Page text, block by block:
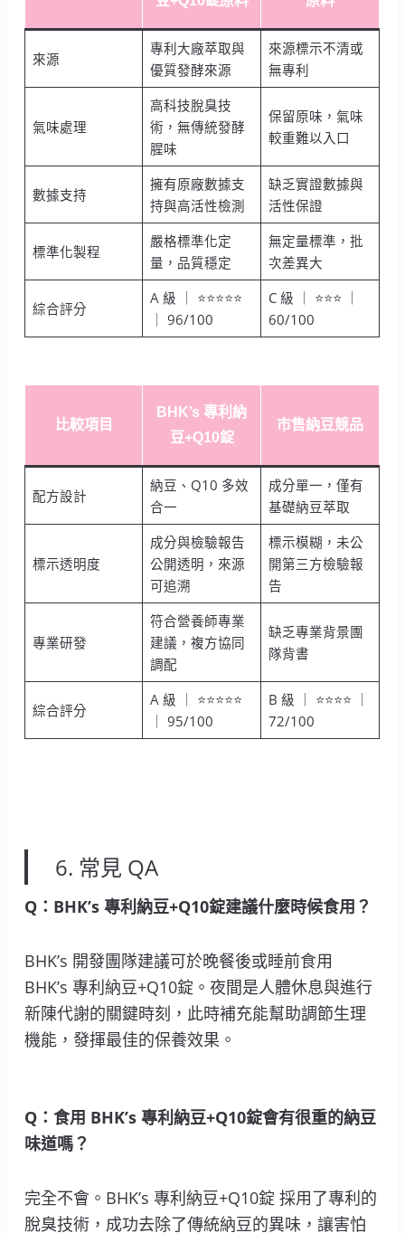
來源
專利大廠萃取與
優質發酵來源
來源標示不清或
無專利
氣味處理
高科技脫臭技
術，無傳統發酵
腥味
保留原味，氣味
較重難以入口
數據支持
擁有原廠數據支
持與高活性檢測
缺乏實證數據與
活性保證
標準化製程
嚴格標準化定
量，品質穩定
無定量標準，批
次差異大
綜合評分
A 級 ｜ ⭐⭐⭐⭐⭐
｜ 96/100
C 級 ｜ ⭐⭐⭐ ｜
60/100
比較項目
BHK’s 專利納
豆+Q10錠
市售納豆競品
配方設計
納豆、Q10 多效
合一
成分單一，僅有
基礎納豆萃取
標示透明度
成分與檢驗報告
公開透明，來源
可追溯
標示模糊，未公
開第三方檢驗報
告
專業研發
符合營養師專業
建議，複方協同
調配
缺乏專業背景團
隊背書
綜合評分
A 級 ｜ ⭐⭐⭐⭐⭐
｜ 95/100
B 級 ｜ ⭐⭐⭐⭐ ｜
72/100
6. 常見 QA
Q：BHK’s 專利納豆+Q10錠建議什麼時候食用？
BHK’s 開發團隊建議可於晚餐後或睡前食用
BHK’s 專利納豆+Q10錠。夜間是人體休息與進行
新陳代謝的關鍵時刻，此時補充能幫助調節生理
機能，發揮最佳的保養效果。
Q：食用 BHK’s 專利納豆+Q10錠會有很重的納豆
味道嗎？
完全不會。BHK’s 專利納豆+Q10錠 採用了專利的
脫臭技術，成功去除了傳統納豆的異味，讓害怕